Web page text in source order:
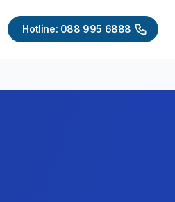
Hotline: 088 995 6888